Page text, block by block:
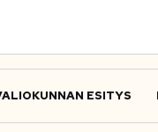
ESITYS